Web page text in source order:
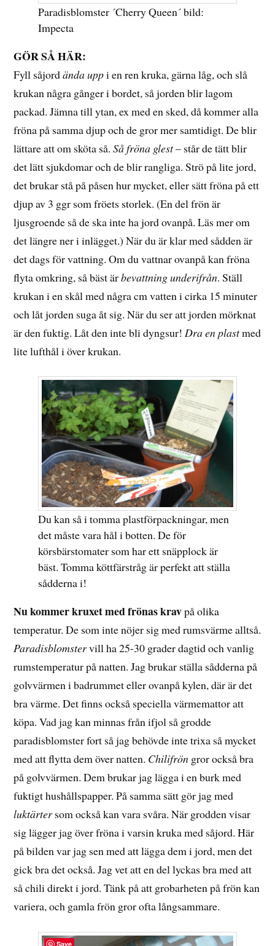
Paradisblomster ´Cherry Queen´ bild:
Impecta
GÖR SÅ HÄR:
Fyll såjordända uppi en ren kruka, gärna låg, och slå
krukan några gånger i bordet, så jorden blir lagom
packad. Jämna till ytan, ex med en sked, då kommer alla
fröna på samma djup och de gror mer samtidigt. De blir
lättare att om sköta så.Så fröna glest– står de tätt blir
det lätt sjukdomar och de blir rangliga. Strö på lite jord,
det brukar stå på påsen hur mycket, eller sätt fröna på ett
djup av 3 ggr som fröets storlek. (En del frön är
ljusgroende så de ska inte ha jord ovanpå. Läs mer om
det längre ner i inlägget.) När du är klar med sådden är
det dags för vattning. Om du vattnar ovanpå kan fröna
flyta omkring, så bäst ärbevattning underifrån. Ställ
krukan i en skål med några cm vatten i cirka 15 minuter
och låt jorden suga åt sig. När du ser att jorden mörknat
är den fuktig. Låt den inte bli dyngsur! Dra en plastmed
lite lufthål i över krukan.
Du kan så i tomma plastförpackningar, men
det måste vara hål i botten. De för
körsbärstomater som har ett snäpplock är
bäst. Tomma köttfärstråg är perfekt att ställa
sådderna i!
Nu kommer kruxet med frönas kravpå olika
temperatur. De som inte nöjer sig med rumsvärme alltså.
Paradisblomstervill ha 25-30 grader dagtid och vanlig
rumstemperatur på natten. Jag brukar ställa sådderna på
golvvärmen i badrummet eller ovanpå kylen, där är det
bra värme. Det finns också speciella värmemattor att
köpa. Vad jag kan minnas från ifjol så grodde
paradisblomster fort så jag behövde inte trixa så mycket
med att flytta dem över natten. Chilifrön gror också bra
på golvvärmen. Dem brukar jag lägga i en burk med
fuktigt hushållspapper. På samma sätt gör jag med
luktärtersom också kan vara svåra. När grodden visar
sig lägger jag över fröna i varsin kruka med såjord. Här
på bilden var jag sen med att lägga dem i jord, men det
gick bra det också. Jag vet att en del lyckas bra med att
så chili direkt i jord. Tänk på att grobarheten på frön kan
variera, och gamla frön gror ofta långsammare.
Save